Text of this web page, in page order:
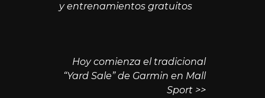
y entrenamientos gratuitos
Hoy comienza el tradicional
“Yard Sale” de Garmin en Mall
Sport >>